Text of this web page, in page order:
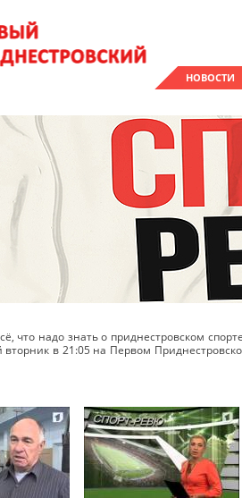
НОВОСТИ
что надо знать о приднестровском
в 21:05 на Первом